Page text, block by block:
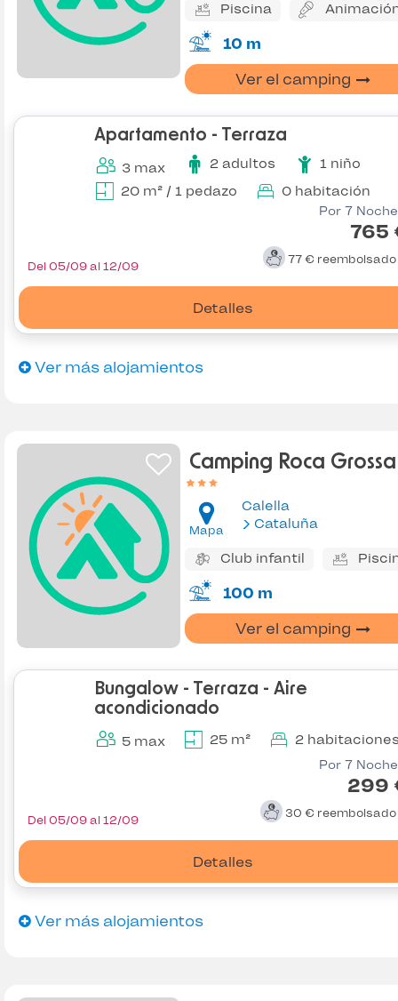
Piscina
10 m
Ver el camping
Apartamento - Terraza
3 max 2 adultos
1 niño
20 m² / 1 pedazo
0 habitación
Por 7
765
77 € reembolsado
Detalles
Del 05/09 al 12/09
Ver más alojamientos
Camping Roca Grossa
Mapa
Calella
Cataluña
Club infantil
100 m
Ver el camping
Bungalow - Terraza - Aire
acondicionado
5 max 25 m² 2
Por 7
299
30 € reembolsado
Detalles
Del 05/09 al 12/09
Ver más alojamientos